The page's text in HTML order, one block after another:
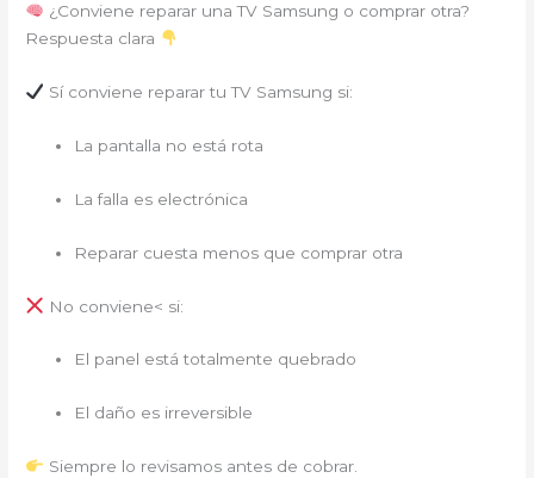
¿Conviene reparar una TV Samsung o comprar otra?
Respuesta clara
Sí conviene reparar tu TV Samsung si:
La pantalla no está rota
La falla es electrónica
Reparar cuesta menos que comprar otra
No conviene< si:
El panel está totalmente quebrado
El daño es irreversible
Siempre lo revisamos antes de cobrar.